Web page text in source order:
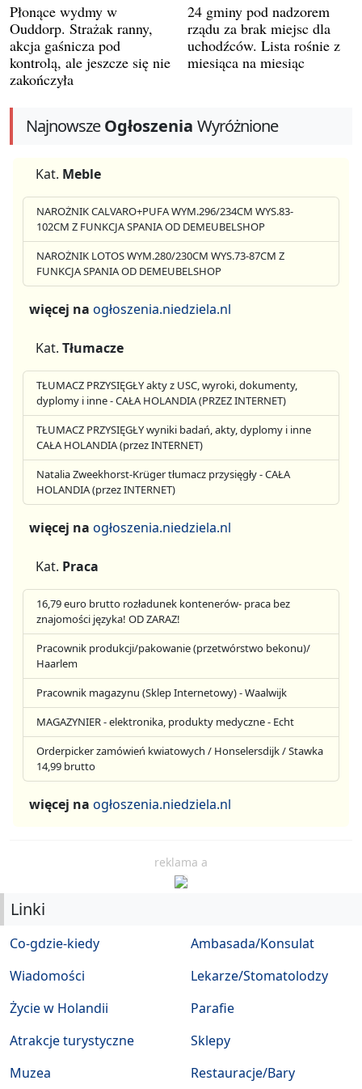
Płonące wydmy w
Ouddorp. Strażak ranny,
akcja gaśnicza pod
kontrolą, ale jeszcze się nie
zakończyła
24 gminy pod nadzorem
rządu za brak miejsc dla
uchodźców. Lista rośnie z
miesiąca na miesiąc
NajnowszeOgłoszenia Wyróżnione
Kat. Meble
NAROŻNIK CALVARO+PUFA WYM.296/234CM WYS.83-
102CM Z FUNKCJA SPANIA OD DEMEUBELSHOP
NAROŻNIK LOTOS WYM.280/230CM WYS.73-87CM Z
FUNKCJA SPANIA OD DEMEUBELSHOP
więcej na ogłoszenia.niedziela.nl
Kat. Tłumacze
TŁUMACZ PRZYSIĘGŁY akty z USC, wyroki, dokumenty,
dyplomy i inne - CAŁA HOLANDIA (PRZEZ INTERNET)
TŁUMACZ PRZYSIĘGŁY wyniki badań, akty, dyplomy i inne
CAŁA HOLANDIA (przez INTERNET)
Natalia Zweekhorst-Krüger tłumacz przysięgły - CAŁA
HOLANDIA (przez INTERNET)
więcej na ogłoszenia.niedziela.nl
Kat. Praca
16,79 euro brutto rozładunek kontenerów- praca bez
znajomości języka! OD ZARAZ!
Pracownik produkcji/pakowanie (przetwórstwo bekonu)/
Haarlem
Pracownik magazynu (Sklep Internetowy) - Waalwijk
MAGAZYNIER - elektronika, produkty medyczne - Echt
Orderpicker zamówień kwiatowych / Honselersdijk / Stawka
14,99 brutto
więcej na ogłoszenia.niedziela.nl
reklama a
Linki
Co-gdzie-kiedy
Wiadomości
Życie w Holandii
Atrakcje turystyczne
Muzea
Ambasada/Konsulat
Lekarze/Stomatolodzy
Parafie
Sklepy
Restauracje/Bary